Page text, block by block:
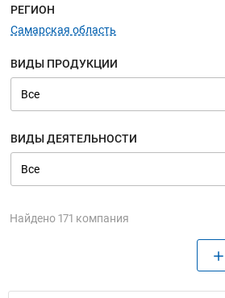
Меню навигации
РЕГИОН
Самарская область
ВИДЫ ПРОДУКЦИИ
ВИДЫ ДЕЯТЕЛЬНОСТИ
Найдено 171 компания